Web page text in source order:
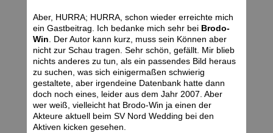
Aber, HURRA; HURRA, schon wieder erreichte mich
ein Gastbeitrag. Ich bedanke mich sehr bei Brodo-
Win . Der Autor kann kurz, muss sein Können aber
nicht zur Schau tragen. Sehr schön, gefällt. Mir blieb
nichts anderes zu tun, als ein passendes Bild heraus
zu suchen, was sich einigermaßen schwierig
gestaltete, aber irgendeine Datenbank hatte dann
doch noch eines, leider aus dem Jahr 2007. Aber
wer weiß, vielleicht hat Brodo-Win ja einen der
Akteure aktuell beim SV Nord Wedding bei den
Aktiven kicken gesehen.